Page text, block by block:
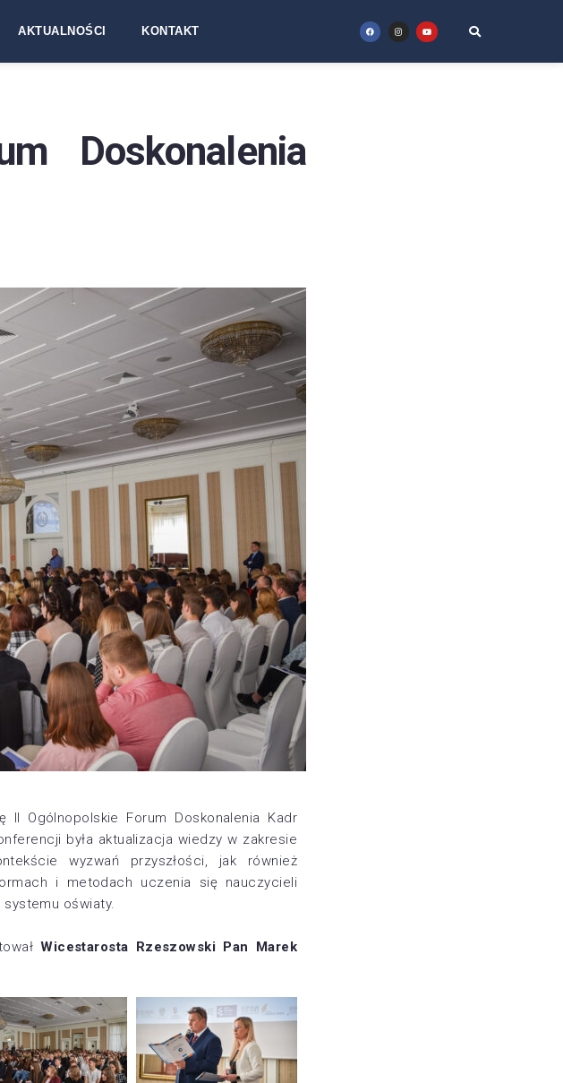
AKTUALNOŚCI KONTAKT
Doskonalenia
Ogólnopolskie Forum Doskonalenia Kadr
była aktualizacja wiedzy w zakresie
wyzwań przyszłości, jak również
i metodach uczenia się nauczycieli
oświaty.
Wicestarosta Rzeszowski Pan Marek